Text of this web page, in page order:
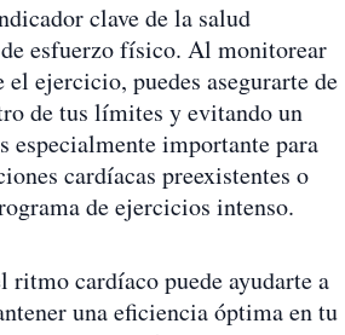
clave de la salud
esfuerzo físico. Al monitorear
ejercicio, puedes asegurarte de
de tus límites y evitando un
especialmente importante para
cardíacas preexistentes o
de ejercicios intenso.
ritmo cardíaco puede ayudarte a
una eficiencia óptima en tu